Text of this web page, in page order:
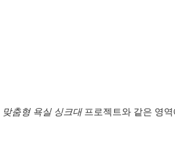
맞춤형 욕실 싱크대프로젝트와 같은 영역